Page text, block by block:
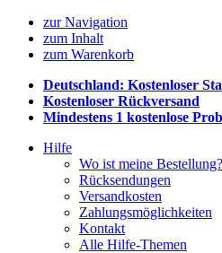
zur Navigation
zum Inhalt
zum Warenkorb
Deutschland: Kostenloser
Kostenloser Rückversand
Mindestens 1 kostenlose
Hilfe
Wo ist meine Bestellung?
Rücksendungen
Versandkosten
Zahlungsmöglichkeiten
Kontakt
Alle Hilfe-Themen